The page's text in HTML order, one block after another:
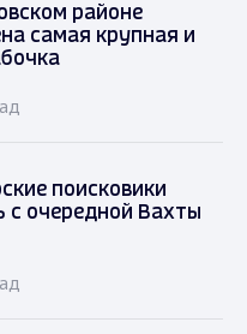
районе
самая крупная и
поисковики
с очередной Вахты